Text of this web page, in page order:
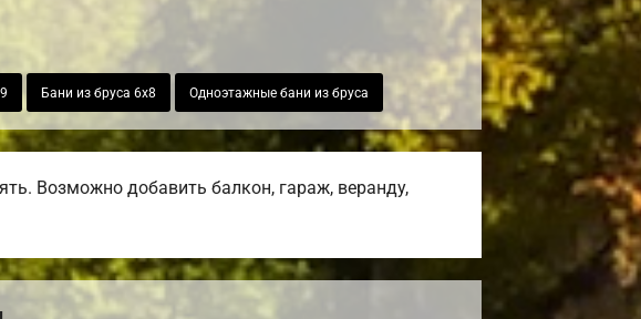
Бани из бруса 6х8 Одноэтажные бани из бруса
Возможно добавить балкон, гараж, веранду,